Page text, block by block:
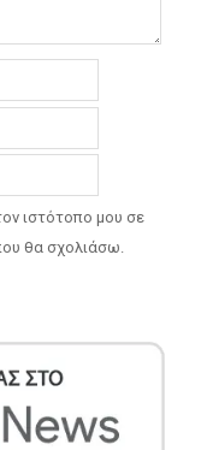
ιστότοπο μου σε
θα σχολιάσω.